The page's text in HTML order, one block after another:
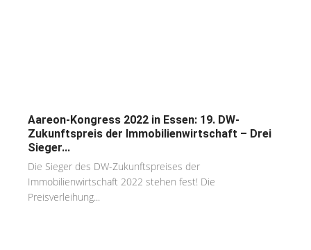
Aareon-Kongress 2022 in Essen: 19. DW-
Zukunftspreis der Immobilienwirtschaft – Drei
Sieger...
Die Sieger des DW-Zukunftspreises der
Immobilienwirtschaft 2022 stehen fest! Die
Preisverleihung...